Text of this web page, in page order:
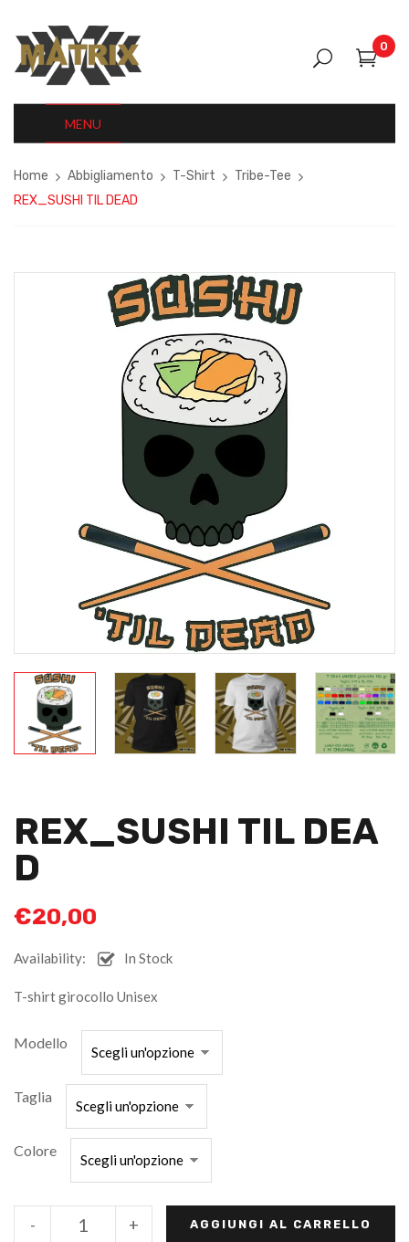
0
MENU
Home Abbigliamento T-Shirt
Tribe-Tee
REX_SUSHI TIL DEAD
REX_SUSHI TIL DEA
D
€20,00
Availability: In Stock
T-shirt girocollo Unisex
Modello
Taglia
Colore
+
- AGGIUNGI AL CARRELLO